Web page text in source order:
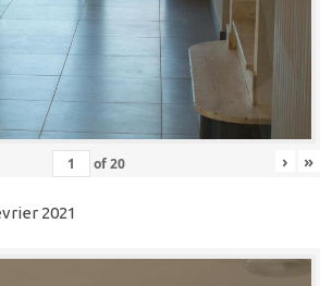
of20 › »
2021